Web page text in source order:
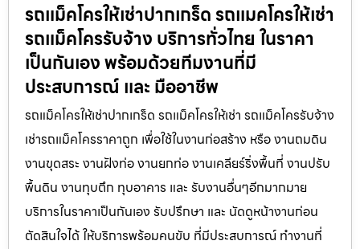
รถแม็คโครให้เช่าปากเกร็ด รถแมคโครให้เช่า
รถแม็คโครรับจ้าง บริการทั่วไทย ในราคา
เป็นกันเอง พร้อมด้วยทีมงานที่มี
ประสบการณ์ และ มืออาชีพ
รถแม็คโครให้เช่าปากเกร็ด รถแม็คโครให้เช่า รถแม็คโครรับจ้าง
เช่ารถแม็คโครราคาถูก เพื่อใช้ในงานก่อสร้าง หรือ งานถมดิน
งานขุดสระ งานฝังท่อ งานยกท่อ งานเคลียร์ริ่งพื้นที่ งานปรับ
พื้นดิน งานทุบตึก ทุบอาคาร และ รับงานอื่นๆอีกมากมาย
บริการในราคาเป็นกันเอง รับปรึกษา และ นัดดูหน้างานก่อน
ตัดสินใจได้ ให้บริการพร้อมคนขับ ที่มีประสบการณ์ ทำงานที่